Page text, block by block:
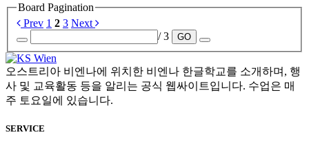
Board Pagination
Prev 1 2 3 Next
/ 3
GO
오스트리아 비엔나에 위치한 비엔나 한글학교를 소개하며, 행
사 및 교육활동 등을 알리는 공식 웹싸이트입니다. 수업은 매
주 토요일에 있습니다.
SERVICE